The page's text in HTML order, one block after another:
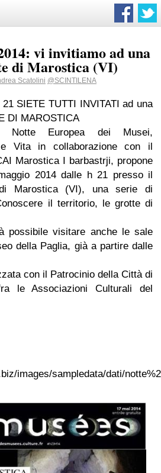
vi invitiamo ad una
di Marostica (VI)
Scatolini @SCINTILENA
SIETE TUTTI INVITATI ad una
DI MAROSTICA
Notte Europea dei Musei,
e Vita in collaborazione con il
Marostica I barbastrji, propone
2014 dalle h 21 presso il
Marostica (VI), una serie di
il territorio, le grotte di
possibile visitare anche le sale
della Paglia, già a partire dalle
con il Patrocinio della Città di
le Associazioni Culturali del
images/sampledata/dati/